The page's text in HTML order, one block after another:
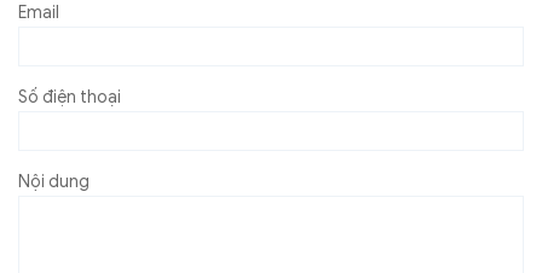
Email
Số điện thoại
Nội dung